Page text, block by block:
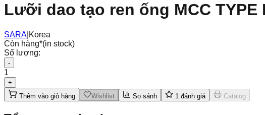
Lưỡi dao tạo ren ống MCC TYPE
SARA Korea
Còn hàng*(in stock)
Số lượng:
-
1
+
Thêm vào giỏ hàng
Wishlist So sánh 1 đánh giá Catalog